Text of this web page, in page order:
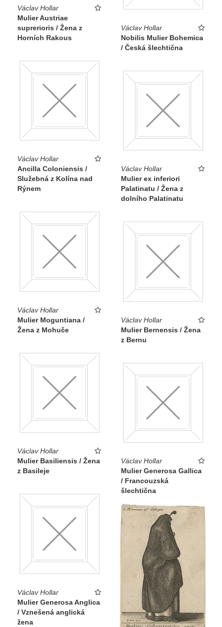
Václav Hollar
Mulier Austriae
suprerioris / Žena z
Horních Rakous
Václav Hollar
Nobilis Mulier Bohemica
/ Česká šlechtična
Václav Hollar
Ancilla Coloniensis /
Služebná z Kolína nad
Rýnem
Václav Hollar
Mulier ex inferiori
Palatinatu / Žena z
dolního Palatinatu
Václav Hollar
Mulier Moguntiana /
Žena z Mohuče
Václav Hollar
Mulier Bernensis / Žena
z Bernu
Václav Hollar
Mulier Basiliensis / Žena
z Basileje
Václav Hollar
Mulier Generosa Gallica
/ Francouzská
šlechtična
Václav Hollar
Mulier Generosa Anglica
/ Vznešená anglická
žena